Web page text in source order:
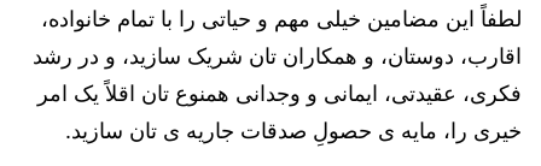
لطفاً این مضامین خیلی مهم و حیاتی را با تمام خانواده،
اقارب، دوستان، و همکاران تان شریک سازید، و در رشد
فکری، عقیدتی، ایمانی و وجدانی همنوع تان اقلاً یک امر
خیری را، مایه ی حصولِ صدقات جاریه ی تان سازید.